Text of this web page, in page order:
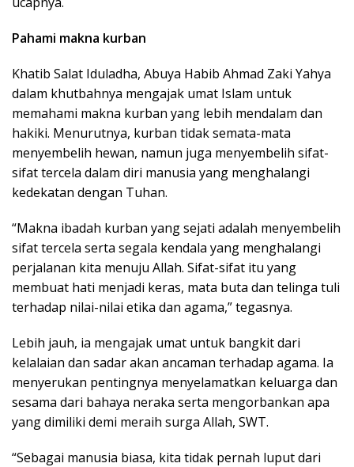
Pahami makna kurban
Khatib Salat Iduladha, Abuya Habib Ahmad Zaki Yahya
dalam khutbahnya mengajak umat Islam untuk
memahami makna kurban yang lebih mendalam dan
hakiki. Menurutnya, kurban tidak semata-mata
menyembelih hewan, namun juga menyembelih sifat-
sifat tercela dalam diri manusia yang menghalangi
kedekatan dengan Tuhan.
“Makna ibadah kurban yang sejati adalah menyembelih
sifat tercela serta segala kendala yang menghalangi
perjalanan kita menuju Allah. Sifat-sifat itu yang
membuat hati menjadi keras, mata buta dan telinga tuli
terhadap nilai-nilai etika dan agama,” tegasnya.
Lebih jauh, ia mengajak umat untuk bangkit dari
kelalaian dan sadar akan ancaman terhadap agama. Ia
menyerukan pentingnya menyelamatkan keluarga dan
sesama dari bahaya neraka serta mengorbankan apa
yang dimiliki demi meraih surga Allah, SWT.
“Sebagai manusia biasa, kita tidak pernah luput dari